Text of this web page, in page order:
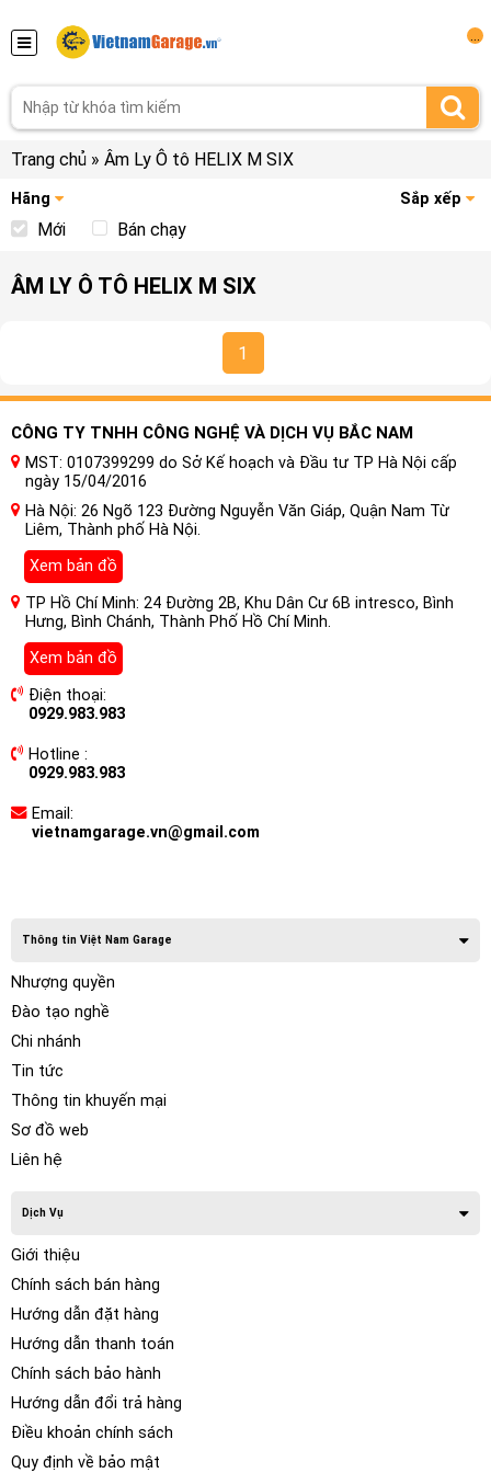
Trang chủ » Âm Ly Ô tô HELIX M SIX
Hãng Sắp xếp
Mới Bán chạy
ÂM LY Ô TÔ HELIX M SIX
1
CÔNG TY TNHH CÔNG NGHỆ VÀ DỊCH VỤ BẮC NAM
MST: 0107399299 do Sở Kế hoạch và Đầu tư TP Hà Nội cấp
ngày 15/04/2016
Hà Nội: 26 Ngõ 123 Đường Nguyễn Văn Giáp, Quận Nam Từ
Liêm, Thành phố Hà Nội.
Xem bản đồ
TP Hồ Chí Minh: 24 Đường 2B, Khu Dân Cư 6B intresco, Bình
Hưng, Bình Chánh, Thành Phố Hồ Chí Minh.
Xem bản đồ
Điện thoại:
0929.983.983
Hotline :
0929.983.983
Email:
vietnamgarage.vn@gmail.com
Thông tin Việt Nam Garage
Nhượng quyền
Đào tạo nghề
Chi nhánh
Tin tức
Thông tin khuyến mại
Sơ đồ web
Liên hệ
Dịch Vụ
Giới thiệu
Chính sách bán hàng
Hướng dẫn đặt hàng
Hướng dẫn thanh toán
Chính sách bảo hành
Hướng dẫn đổi trả hàng
Điều khoản chính sách
Quy định về bảo mật